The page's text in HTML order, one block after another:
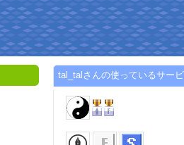
tal_talさんの使っているサー